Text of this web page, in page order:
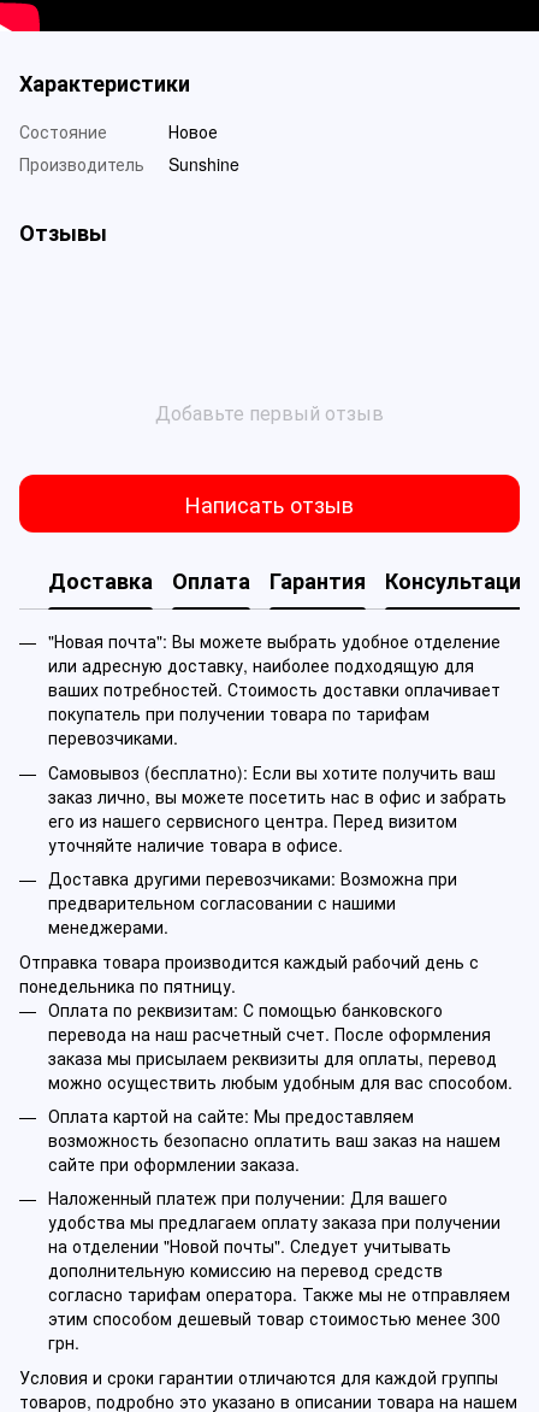
Характеристики
Состояние
Новое
Производитель
Sunshine
Отзывы
Добавьте первый отзыв
Написать отзыв
Доставка Оплата Гарантия Консультация
"Новая почта": Вы можете выбрать удобное отделение
или адресную доставку, наиболее подходящую для
ваших потребностей. Стоимость доставки оплачивает
покупатель при получении товара по тарифам
перевозчиками.
Самовывоз (бесплатно): Если вы хотите получить ваш
заказ лично, вы можете посетить нас в офис и забрать
его из нашего сервисного центра. Перед визитом
уточняйте наличие товара в офисе.
Доставка другими перевозчиками: Возможна при
предварительном согласовании с нашими
менеджерами.
Отправка товара производится каждый рабочий день с
понедельника по пятницу.
Оплата по реквизитам: С помощью банковского
перевода на наш расчетный счет. После оформления
заказа мы присылаем реквизиты для оплаты, перевод
можно осуществить любым удобным для вас способом.
Оплата картой на сайте: Мы предоставляем
возможность безопасно оплатить ваш заказ на нашем
сайте при оформлении заказа.
Наложенный платеж при получении: Для вашего
удобства мы предлагаем оплату заказа при получении
на отделении "Новой почты". Следует учитывать
дополнительную комиссию на перевод средств
согласно тарифам оператора. Также мы не отправляем
этим способом дешевый товар стоимостью менее 300
грн.
Условия и сроки гарантии отличаются для каждой группы
товаров, подробно это указано в описании товара на нашем